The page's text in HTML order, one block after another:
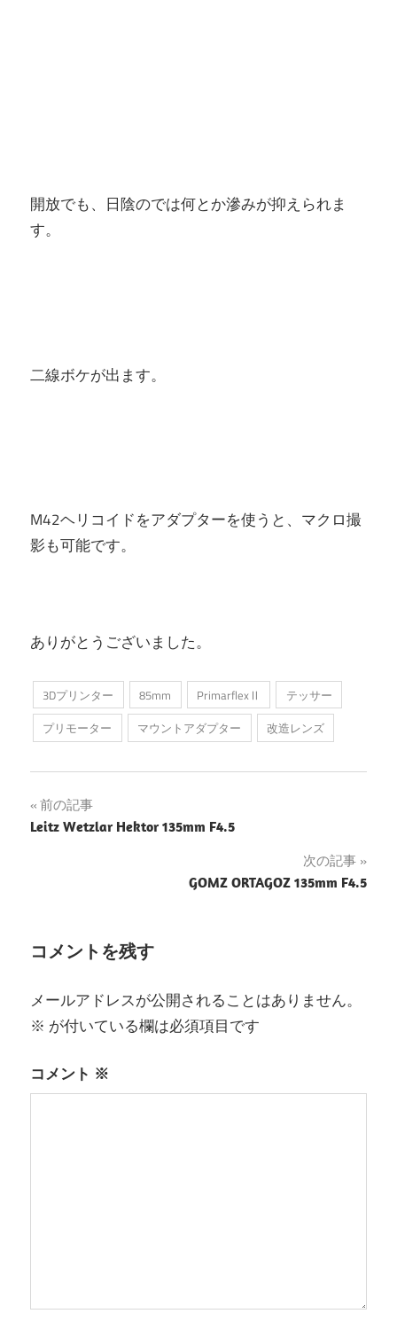
開放でも、日陰のでは何とか滲みが抑えられま
す。
二線ボケが出ます。
M42ヘリコイドをアダプターを使うと、マクロ撮
影も可能です。
ありがとうございました。
3Dプリンター 85mm PrimarflexⅡ
テッサー
プリモーター
マウントアダプター 改造レンズ
投
稿
ゲ
シ
ン
前の記事
Leitz Wetzlar Hektor 135mm F4.5
次の記事
GOMZ ORTAGOZ 135mm F4.5
コメントを残す
メールアドレスが公開されることはありません。
※ が付いている欄は必須項目です
コメント ※